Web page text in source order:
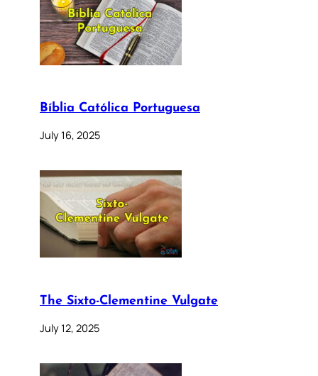
Bíblia Católica Portuguesa
July 16, 2025
The Sixto-Clementine Vulgate
July 12, 2025